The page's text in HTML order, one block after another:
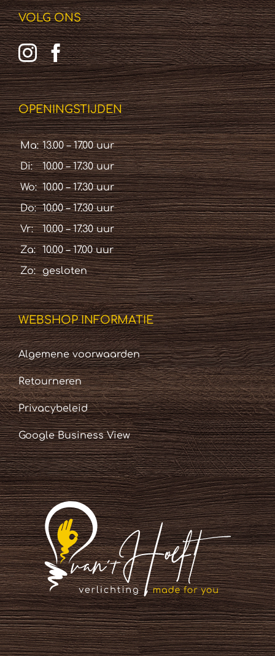
VOLG ONS
OPENINGSTIJDEN
Ma: 13.00 – 17.00 uur
Di:
10.00 – 17.30 uur
Wo: 10.00 – 17.30 uur
Do: 10.00 – 17.30 uur
Vr:
10.00 – 17.30 uur
Za:
10.00 – 17.00 uur
Zo:
gesloten
WEBSHOP INFORMATIE
Algemene voorwaarden
Retourneren
Privacybeleid
Google Business View